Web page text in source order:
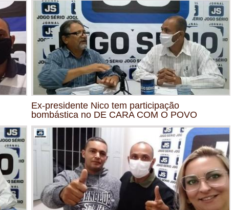
Ex-presidente Nico tem participação
bombástica no DE CARA COM O POVO